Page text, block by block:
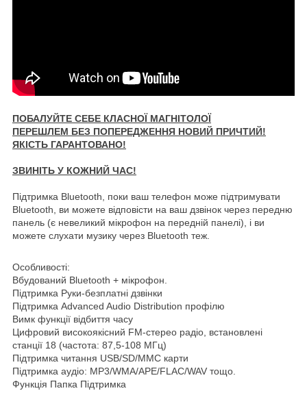
ПОБАЛУЙТЕ СЕБЕ КЛАСНОЇ МАГНІТОЛОЇ
ПЕРЕШЛЕМ БЕЗ ПОПЕРЕДЖЕННЯ НОВИЙ ПРИЧТИЙ!
ЯКІСТЬ ГАРАНТОВАНО!
ЗВИНІТЬ У КОЖНИЙ ЧАС!
Підтримка Bluetooth, поки ваш телефон може підтримувати
Bluetooth, ви можете відповісти на ваш дзвінок через передню
панель (є невеликий мікрофон на передній панелі), і ви
можете слухати музику через Bluetooth теж.
Особливості:
Вбудований Bluetooth + мікрофон.
Підтримка Руки-безплатні дзвінки
Підтримка Advanced Audio Distribution профілю
Вимк функції відбиття часу
Цифровий високоякісний FM-стерео радіо, встановлені
станції 18 (частота: 87,5-108 МГц)
Підтримка читання USB/SD/MMC карти
Підтримка аудіо: MP3/WMA/APE/FLAC/WAV тощо.
Функція Папка Підтримка